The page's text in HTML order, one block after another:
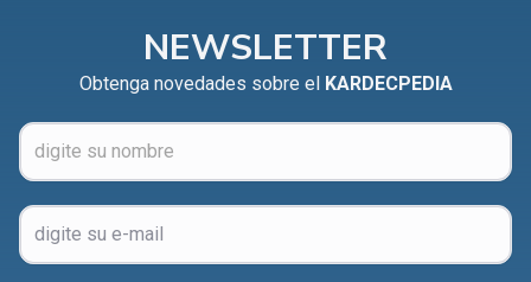
CAPÍTULO XXV - Buscad y encontraréis
CAPÍTULO XXVI - Dad gratuitamente lo que recibís
gratuitamente
▸
CAPÍTULO XXVIII - Colección de oraciones
NEWSLETTER
Obtenga novedades sobre el KARDECPEDIA